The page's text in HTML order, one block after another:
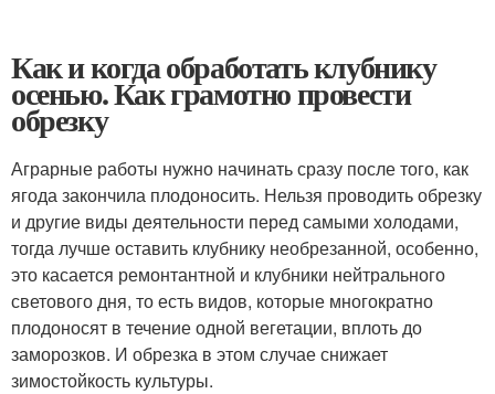
Как и когда обработать клубнику
осенью. Как грамотно провести
обрезку
Аграрные работы нужно начинать сразу после того, как
ягода закончила плодоносить. Нельзя проводить обрезку
и другие виды деятельности перед самыми холодами,
тогда лучше оставить клубнику необрезанной, особенно,
это касается ремонтантной и клубники нейтрального
светового дня, то есть видов, которые многократно
плодоносят в течение одной вегетации, вплоть до
заморозков. И обрезка в этом случае снижает
зимостойкость культуры.